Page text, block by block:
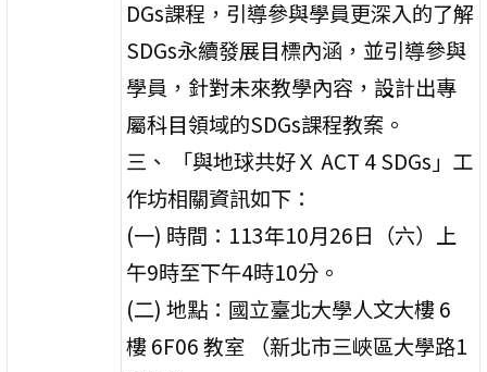
DGs課程，引導參與學員更深入的了解
SDGs永續發展目標內涵，並引導參與
學員，針對未來教學內容，設計出專
屬科目領域的SDGs課程教案。
三、 「與地球共好Ｘ ACT 4 SDGs」工
作坊相關資訊如下：
(一) 時間：113年10月26日（六）上
午9時至下午4時10分。
(二) 地點：國立臺北大學人文大樓 6
樓 6F06 教室 （新北市三峽區大學路1